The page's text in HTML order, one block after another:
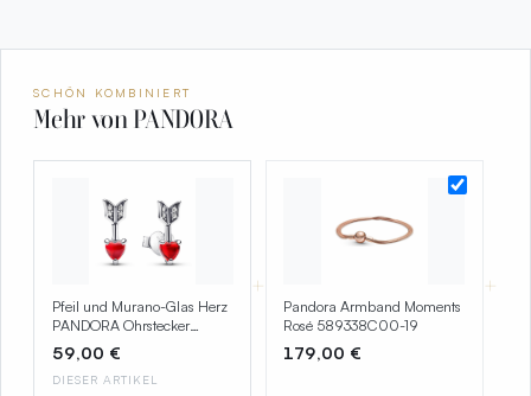
SCHÖN KOMBINIERT
Mehr von PANDORA
Pfeil und Murano-Glas Herz
PANDORA Ohrstecker
293668C01
59,00 €
DIESER ARTIKEL
+
Pandora Armband Moments
Rosé 589338C00-19
179,00 €
+